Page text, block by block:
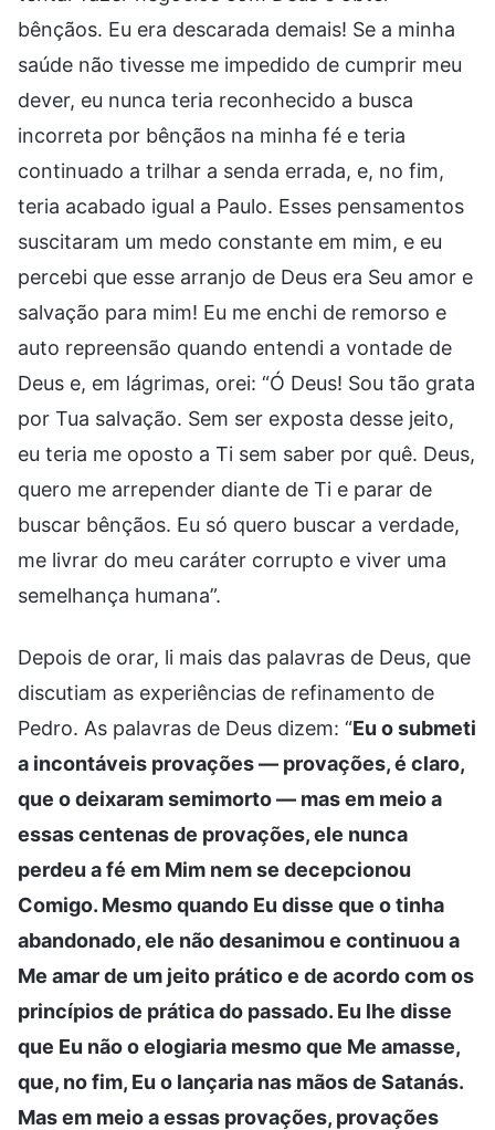
bênçãos. Eu era descarada demais! Se a minha
saúde não tivesse me impedido de cumprir meu
dever, eu nunca teria reconhecido a busca
incorreta por bênçãos na minha fé e teria
continuado a trilhar a senda errada, e, no fim,
teria acabado igual a Paulo. Esses pensamentos
suscitaram um medo constante em mim, e eu
percebi que esse arranjo de Deus era Seu amor e
salvação para mim! Eu me enchi de remorso e
auto repreensão quando entendi a vontade de
Deus e, em lágrimas, orei: “Ó Deus! Sou tão grata
por Tua salvação. Sem ser exposta desse jeito,
eu teria me oposto a Ti sem saber por quê. Deus,
quero me arrepender diante de Ti e parar de
buscar bênçãos. Eu só quero buscar a verdade,
me livrar do meu caráter corrupto e viver uma
semelhança humana”.
Depois de orar, li mais das palavras de Deus, que
discutiam as experiências de refinamento de
Pedro. As palavras de Deus dizem: “Eu o submeti
a incontáveis provações — provações, é claro,
que o deixaram semimorto — mas em meio a
essas centenas de provações, ele nunca
perdeu a fé em Mim nem se decepcionou
Comigo. Mesmo quando Eu disse que o tinha
abandonado, ele não desanimou e continuou a
Me amar de um jeito prático e de acordo com os
princípios de prática do passado. Eu lhe disse
que Eu não o elogiaria mesmo que Me amasse,
que, no fim, Eu o lançaria nas mãos de Satanás.
Mas em meio a essas provações, provações